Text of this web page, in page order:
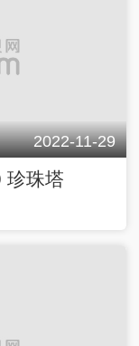
2022-11-29
珍珠塔